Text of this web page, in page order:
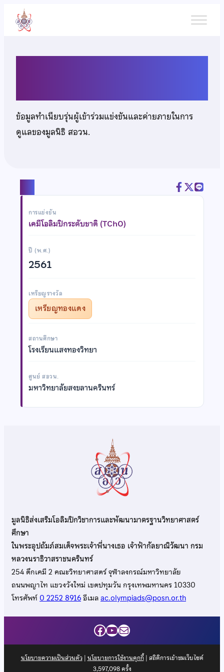
เนื้อหา
ข้อมูลทำเนียบรุ่นผู้เข้าร่วมแข่งขันและค่ายภายในการ
ดูแลของมูลนิธิ สอวน.
การแข่งขัน
เคมีโอลิมปิกระดับชาติ (TChO)
ปี (พ.ศ.)
2561
เหรียญรางวัล
เหรียญทองแดง
สถานศึกษา
โรงเรียนแสงทองวิทยา
ศูนย์ สอวน.
มหาวิทยาลัยสงขลานครินทร์
มูลนิธิส่งเสริมโอลิมปิกวิชาการและพัฒนามาตรฐานวิทยาศาสตร์
ศึกษา
ในพระอุปถัมภ์สมเด็จพระเจ้าพี่นางเธอ เจ้าฟ้ากัลยาณิวัฒนา กรม
หลวงนราธิวาสราชนครินทร์
254 ตึกเคมี 2 คณะวิทยาศาสตร์ จุฬาลงกรณ์มหาวิทยาลัย
ถนนพญาไท แขวงวังใหม่ เขตปทุมวัน กรุงเทพมหานคร 10330
โทรศัพท์0 2252 8916อีเมลac.olympiads@posn.or.th
Facebook
YouTube
Mail
นโยบายความเป็นส่วนตัว| นโยบายการใช้งานคุกกี้| สถิติการเข้าชมเว็บไซต์
3,597,098ครั้ง